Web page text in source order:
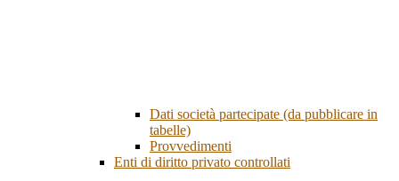
Dati società partecipate (da pubblicare in
tabelle)
Provvedimenti
Enti di diritto privato controllati